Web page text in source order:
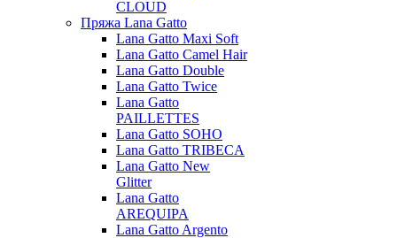
CLOUD
Пряжа Lana Gatto
Lana Gatto Maxi Soft
Lana Gatto Camel Hair
Lana Gatto Double
Lana Gatto Twice
Lana Gatto
PAILLETTES
Lana Gatto SOHO
Lana Gatto TRIBECA
Lana Gatto New
Glitter
Lana Gatto
AREQUIPA
Lana Gatto Argento